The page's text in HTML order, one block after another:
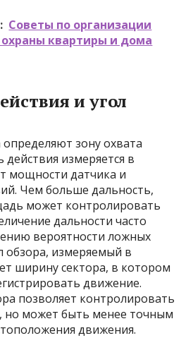
Советы по организации
квартиры и дома
и угол
зону охвата
действия измеряется в
мощности датчика и
Чем больше дальность,
может контролировать
дальности часто
вероятности ложных
обзора, измеряемый в
ширину сектора, в котором
движение.
позволяет контролировать
может быть менее точным
движения.